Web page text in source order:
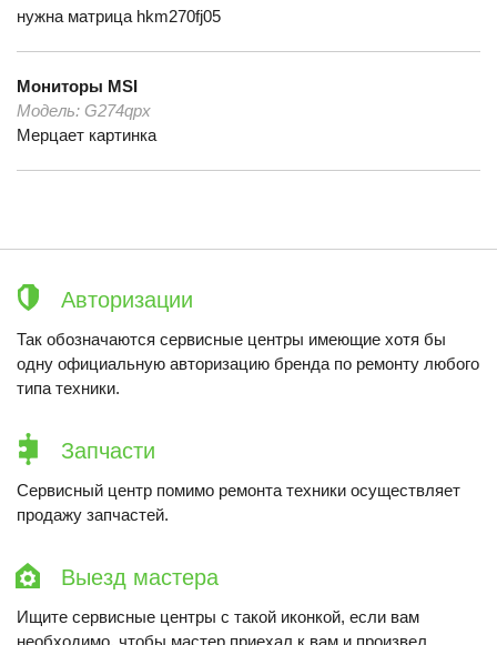
нужна матрица hkm270fj05
Мониторы MSI
Модель: G274qpx
Мерцает картинка
Авторизации
Так обозначаются сервисные центры имеющие хотя бы
одну официальную авторизацию бренда по ремонту любого
типа техники.
Запчасти
Сервисный центр помимо ремонта техники осуществляет
продажу запчастей.
Выезд мастера
Ищите сервисные центры с такой иконкой, если вам
необходимо, чтобы мастер приехал к вам и произвел